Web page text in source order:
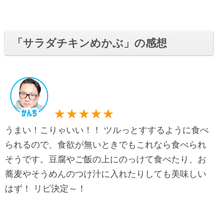
「サラダチキンめかぶ」の感想
★★★★★
うまい！こりゃいい！！ ツルっとすするように食べ
られるので、食欲が無いときでもこれなら食べられ
そうです。豆腐やご飯の上にのっけて食べたり、お
蕎麦やそうめんのつけ汁に入れたりしても美味しい
はず！ リピ決定～！